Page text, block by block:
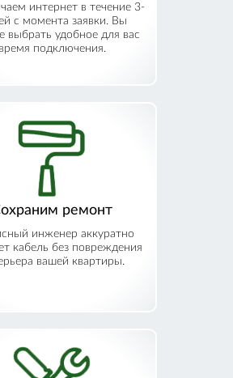
интернет в течение 3-
с момента заявки. Вы
выбрать удобное для вас
время подключения.
ремонт
инженер аккуратно
кабель без повреждения
вашей квартиры.